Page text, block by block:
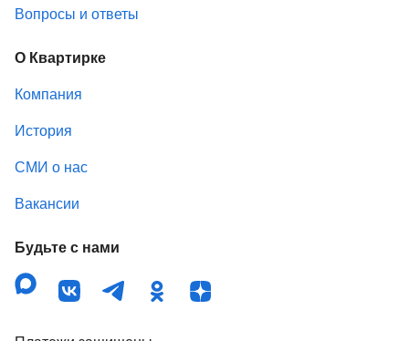
Вопросы и ответы
О Квартирке
Компания
История
СМИ о нас
Вакансии
Будьте с нами